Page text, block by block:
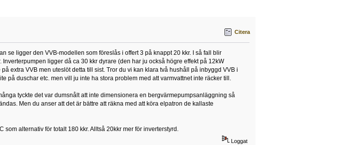
Citera
se ligger den VVB-modellen som föreslås i offert 3 på knappt 20 kkr. I så fall blir
ligger då ca 30 kkr dyrare (den har ju också högre effekt på 12kW
extra VVB men uteslöt detta till sist. Tror du vi kan klara två hushåll på inbyggd VVB i
på duschar etc. men vill ju inte ha stora problem med att varmvattnet inte räcker till.
tyckte det var dumsnålt att inte dimensionera en bergvärmepumpsanläggning så
Men du anser att det är bättre att räkna med att köra elpatron de kallaste
som alternativ för totalt 180 kkr. Alltså 20kkr mer för inverterstyrd.
Loggat